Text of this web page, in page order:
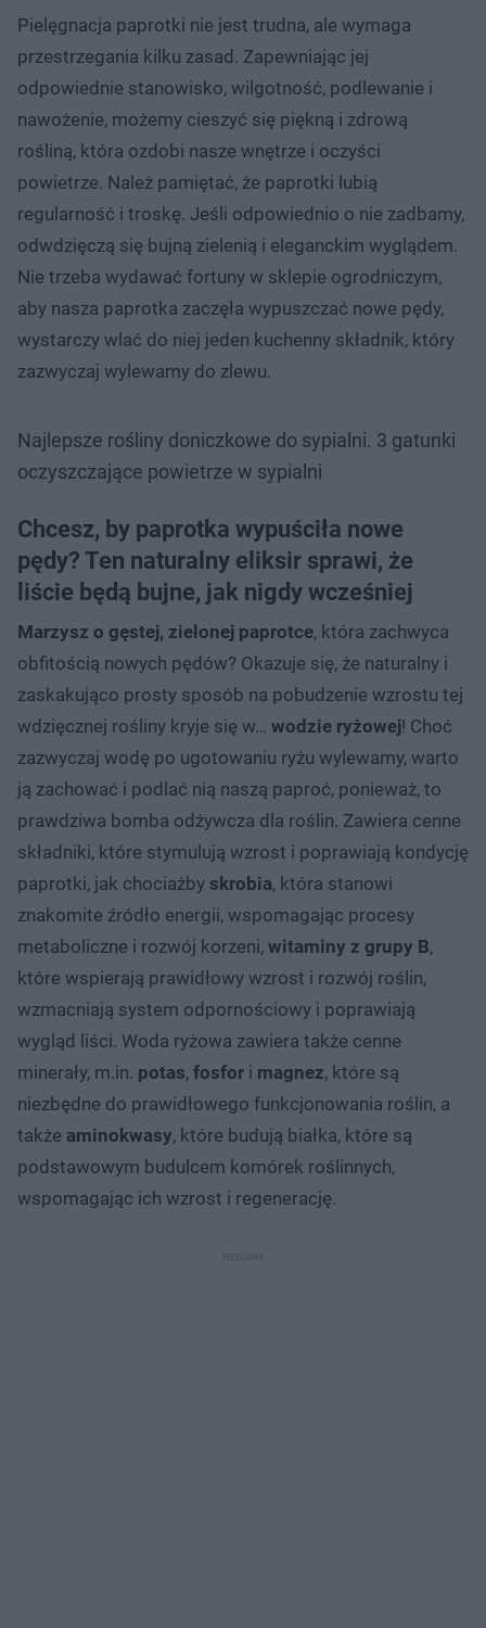
Pielęgnacja paprotki nie jest trudna, ale wymaga
przestrzegania kilku zasad. Zapewniając jej
odpowiednie stanowisko, wilgotność, podlewanie i
nawożenie, możemy cieszyć się piękną i zdrową
rośliną, która ozdobi nasze wnętrze i oczyści
powietrze. Należ pamiętać, że paprotki lubią
regularność i troskę. Jeśli odpowiednio o nie zadbamy,
odwdzięczą się bujną zielenią i eleganckim wyglądem.
Nie trzeba wydawać fortuny w sklepie ogrodniczym,
aby nasza paprotka zaczęła wypuszczać nowe pędy,
wystarczy wlać do niej jeden kuchenny składnik, który
zazwyczaj wylewamy do zlewu.
Najlepsze rośliny doniczkowe do sypialni. 3 gatunki
oczyszczające powietrze w sypialni
Chcesz, by paprotka wypuściła nowe
pędy? Ten naturalny eliksir sprawi, że
liście będą bujne, jak nigdy wcześniej
Marzysz o gęstej, zielonej paprotce, która zachwyca
obfitością nowych pędów? Okazuje się, że naturalny i
zaskakująco prosty sposób na pobudzenie wzrostu tej
wdzięcznej rośliny kryje się w… wodzie ryżowej! Choć
zazwyczaj wodę po ugotowaniu ryżu wylewamy, warto
ją zachować i podlać nią naszą paproć, ponieważ, to
prawdziwa bomba odżywcza dla roślin. Zawiera cenne
składniki, które stymulują wzrost i poprawiają kondycję
paprotki, jak chociażby skrobia, która stanowi
znakomite źródło energii, wspomagając procesy
metaboliczne i rozwój korzeni, witaminy z grupy B,
które wspierają prawidłowy wzrost i rozwój roślin,
wzmacniają system odpornościowy i poprawiają
wygląd liści. Woda ryżowa zawiera także cenne
minerały, m.in. potas, fosfor i magnez, które są
niezbędne do prawidłowego funkcjonowania roślin, a
także aminokwasy, które budują białka, które są
podstawowym budulcem komórek roślinnych,
wspomagając ich wzrost i regenerację.